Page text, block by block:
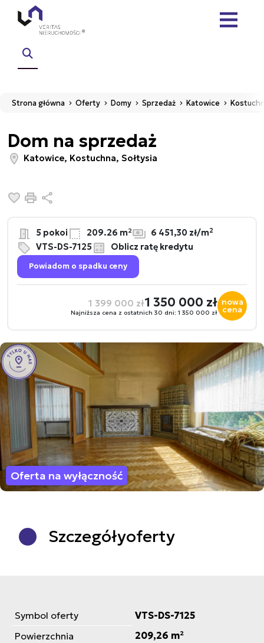
Strona główna Oferty Domy Sprzedaż Katowice
Dom na sprzedaż
Katowice, Kostuchna, Sołtysia
Dodaj do ulubionych
Drukuj
5 pokoi 209.26 m² 6 451,30 zł/m2
VTS-DS-7125 Oblicz ratę kredytu
Powiadom o spadku ceny
1 399 000 zł1 350 000 zł
Najniższa cena z ostatnich 30 dni: 1 350 000 zł
nowa
cena
Oferta na wyłączność
Szczegółyoferty
Symbol oferty
VTS-DS-7125
Powierzchnia
209,26 m²